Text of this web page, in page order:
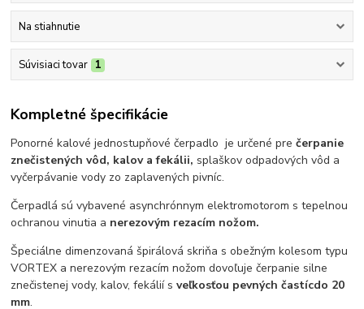
Na stiahnutie
Súvisiaci tovar 1
Kompletné špecifikácie
Ponorné kalové jednostupňové čerpadlo je určené prečerpanie
znečistených vôd, kalov a fekálii, splaškov odpadových vôd a
vyčerpávanie vody zo zaplavených pivníc.
Čerpadlá sú vybavené asynchrónnym elektromotorom s tepelnou
ochranou vinutia a nerezovým rezacím nožom.
Špeciálne dimenzovaná špirálová skriňa s obežným kolesom typu
VORTEX a nerezovým rezacím nožom dovoľuje čerpanie silne
znečistenej vody, kalov, fekálií sveľkosťou pevných častícdo 20
mm.